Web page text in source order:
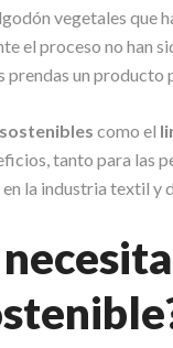
vegetales que
el proceso no han
prendas un
como el
tanto para las
la industria textil y